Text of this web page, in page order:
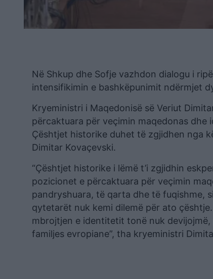
Në Shkup dhe Sofje vazhdon dialogu i
intensifikimin e bashkëpunimit ndërmjet
Kryeministri i Maqedonisë së Veriut
përcaktuara për veçimin maqedonas
Çështjet historike duhet të zgjidhen nga
Dimitar Kovaçevski.
“Çështjet historike i lëmë t’i zgjidhin
pozicionet e përcaktuara për veçimin
pandryshuara, të qarta dhe të fuqishme,
qytetarët nuk kemi dilemë për ato
mbrojtjen e identitetit tonë nuk
familjes evropiane”, tha kryeministri